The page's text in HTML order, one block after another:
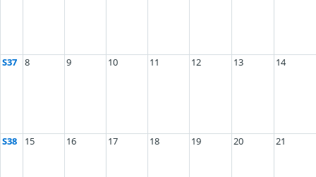
S37 8 9 10 11 12 13 14
S38 15 16 17 18 19 20 21